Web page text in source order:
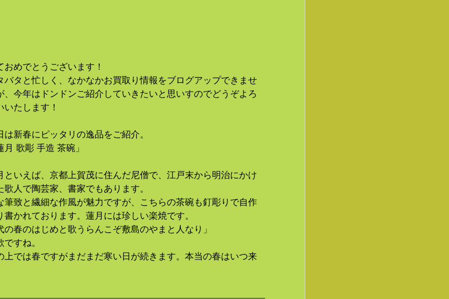
おめでとうございます！
バタと忙しく、なかなかお買取り情報をブログアップできませ
、今年はドンドンご紹介していきたいと思いすのでどうぞよろ
いたします！
は新春にピッタリの逸品をご紹介。
月 歌彫 手造 茶碗」
といえば、京都上賀茂に住んだ尼僧で、江戸末から明治にかけ
歌人で陶芸家、書家でもあります。
筆致と繊細な作風が魅力ですが、こちらの茶碗も釘彫りで自作
書かれております。蓮月には珍しい楽焼です。
の春のはじめと歌うらんこぞ敷島のやまと人なり」
すね。
上では春ですがまだまだ寒い日が続きます。本当の春はいつ来